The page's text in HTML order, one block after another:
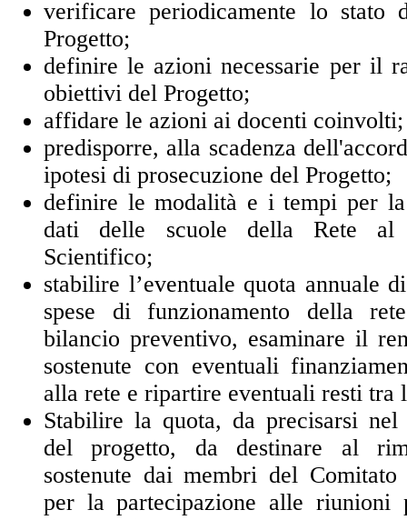
verificare periodicamente lo stato
Progetto;
definire le azioni necessarie per il
obiettivi del Progetto;
affidare le azioni ai docenti coinvolti;
predisporre, alla scadenza
ipotesi di prosecuzione del Progetto;
definire le modalità e i tempi per
dati delle scuole della Rete al
Scientifico;
stabilire l’eventuale quota annuale
spese di funzionamento della
bilancio preventivo, esaminare il
sostenute con eventuali
alla rete e ripartire eventuali resti tra
Stabilire la quota, da precisarsi
del progetto, da destinare al
sostenute dai membri del
per la partecipazione alle riunioni